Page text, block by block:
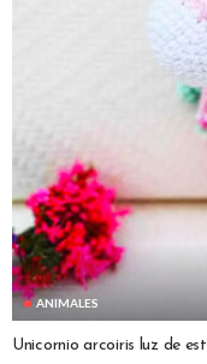
ANIMALES
Unicornio arcoiris luz de